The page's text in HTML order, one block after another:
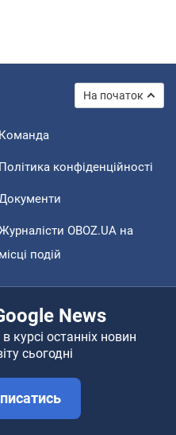
На початок
Команда
Політика конфіденційності
OBOZ.UA на
місці подій
News
курсі останніх новин
сьогодні